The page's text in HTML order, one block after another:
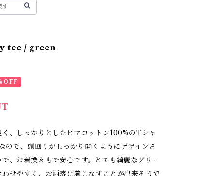
tee / green
く、しっかりとしたピマコットン100%のTシャ
ので、頭回りがしっかり開くようにデザインさ
、お着換えもで安心です。とても綺麗なグリー
せやすく、お洒落に着こなすことが出来そうで